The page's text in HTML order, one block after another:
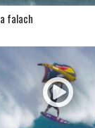
falach